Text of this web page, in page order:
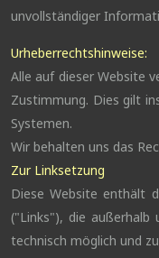
unvollständiger
Urheberrechtshinweise:
Alle auf dieser Website
Zustimmung. Dies gilt
Systemen.
Wir behalten uns das
Zur Linksetzung
Diese Website enthält
("Links"), die
technisch möglich und